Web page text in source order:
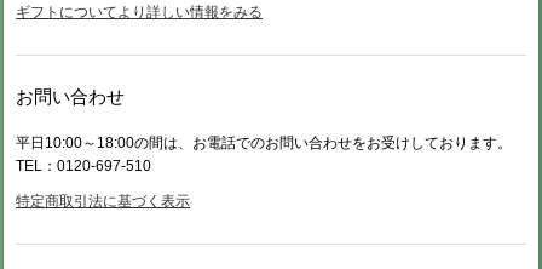
ギフトについてより詳しい情報をみる
お問い合わせ
平日10:00～18:00の間は、お電話でのお問い合わせをお受けしております。
TEL：0120-697-510
特定商取引法に基づく表示